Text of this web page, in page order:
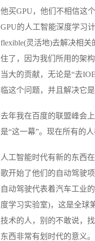
他买GPU，他们不相信这
GPU的人工智能深度学习
flexible(灵活地)去解决相
住了，因为我们所用的架
当大的贡献，无论是“去
临这个问题，并且解决它是
去年我在百度的联盟峰会
是“这一幕”。现在所有的
人工智能时代有新的东西
歌开始了他们的自动驾驶
自动驾驶代表着汽车工业
度学习实验室)，这是全球
技术的人，别的不敢说，
东西非常有划时代的意义